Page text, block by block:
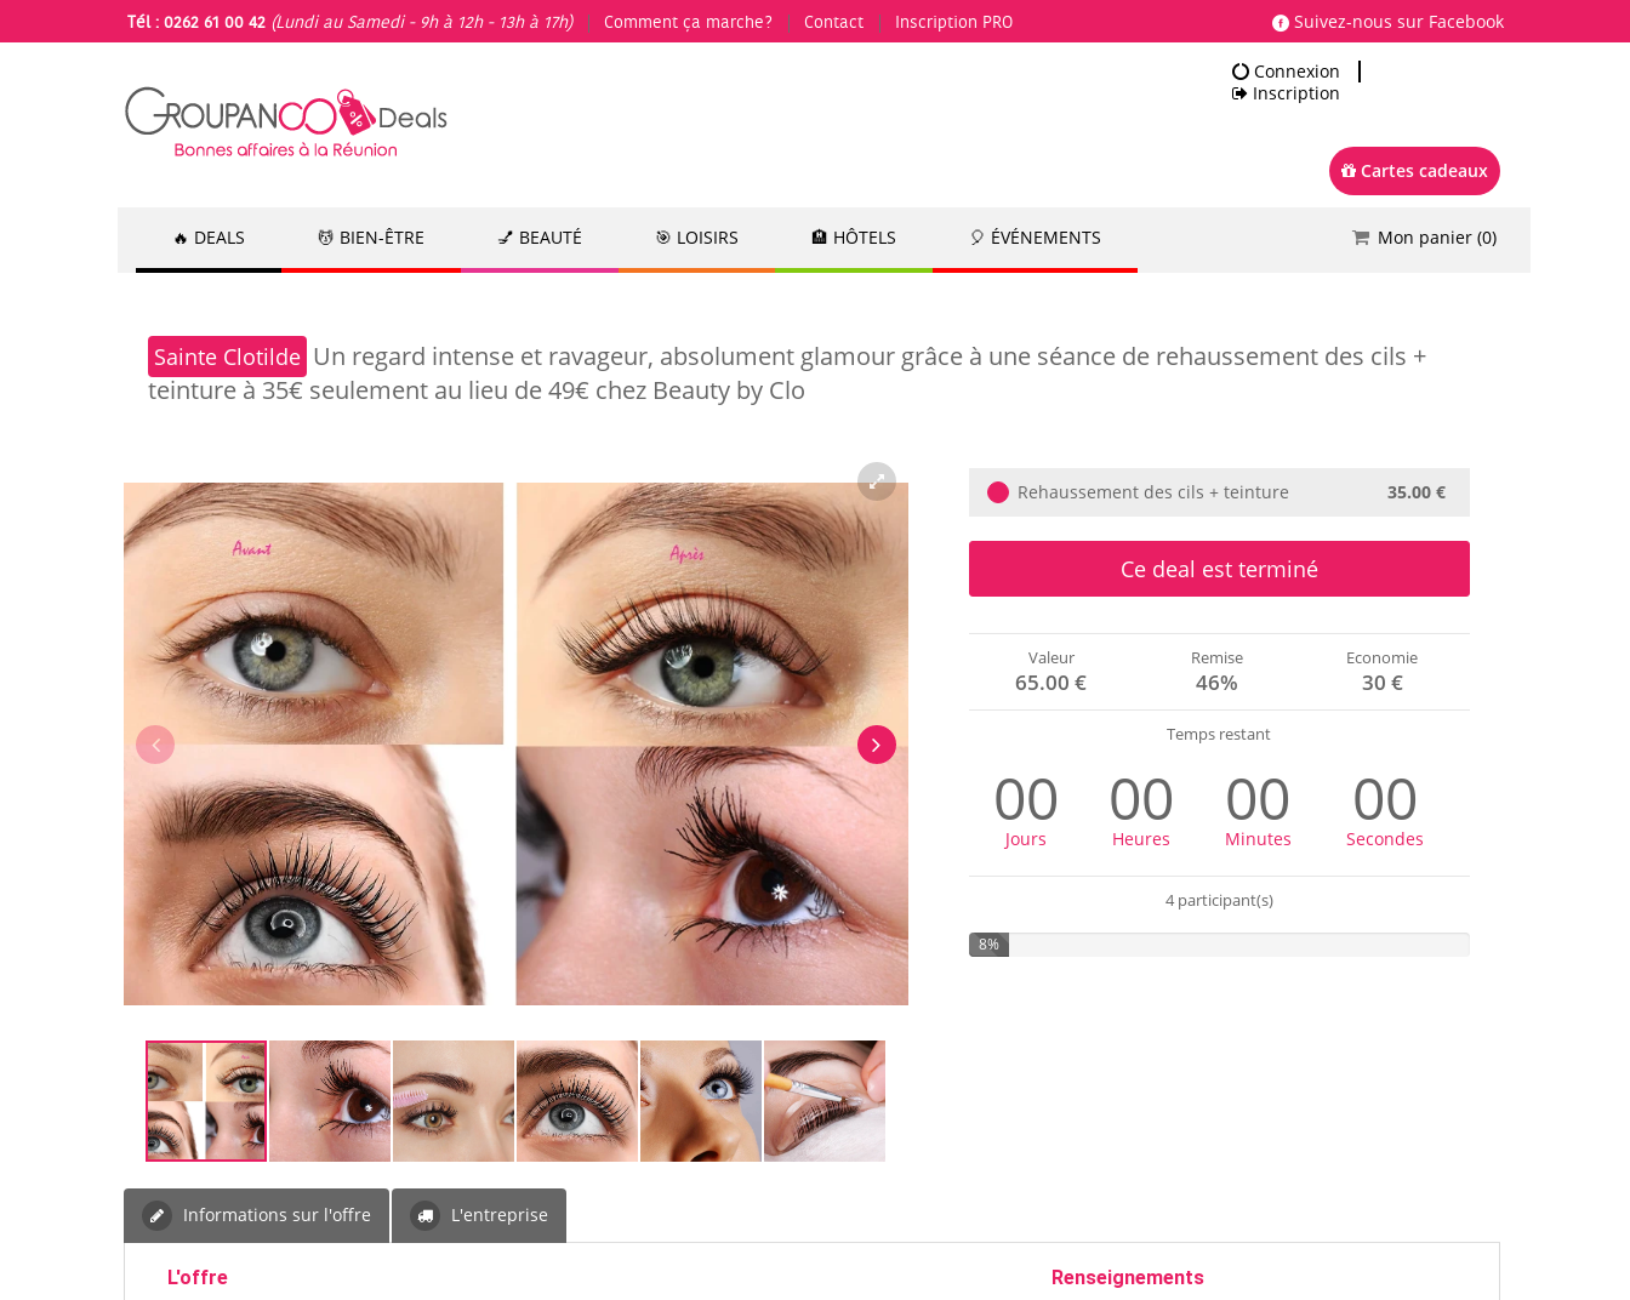
Suivez-nous sur Facebook
Tél : 0262 61 00 42 (Lundi au Samedi - 9h à 12h - 13h à 17h) Comment ça marche? Contact Inscription PRO
Connexion
Inscription
Cartes cadeaux
🔥 DEALS 💆 BIEN-ÊTRE 💅 BEAUTÉ 🎯 LOISIRS 🏨 HÔTELS 🎈 ÉVÉNEMENTS Mon panier (0)
Commander
Sainte Clotilde Un regard intense et ravageur, absolument glamour grâce à une séance de rehaussement des cils +
teinture à 35€ seulement au lieu de 49€ chez Beauty by Clo
Rehaussement des cils + teinture 35.00 €
Ce deal est terminé
Valeur
65.00 €
Remise
46%
Economie
30 €
Temps restant
00
Jours
00
Heures
00
Minutes
00
Secondes
4 participant(s)
8%
Informations sur l'offre L'entreprise
L'offre Renseignements